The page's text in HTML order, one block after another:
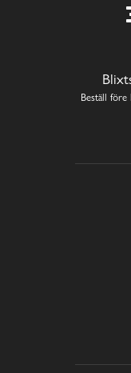
Beställ före